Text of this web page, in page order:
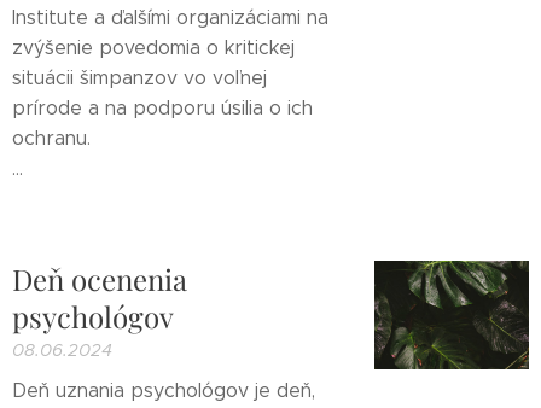
Institute a ďalšími organizáciami na
zvýšenie povedomia o kritickej
situácii šimpanzov vo voľnej
prírode a na podporu úsilia o ich
ochranu.
...
Deň ocenenia
psychológov
08.06.2024
Deň uznania psychológov je deň,